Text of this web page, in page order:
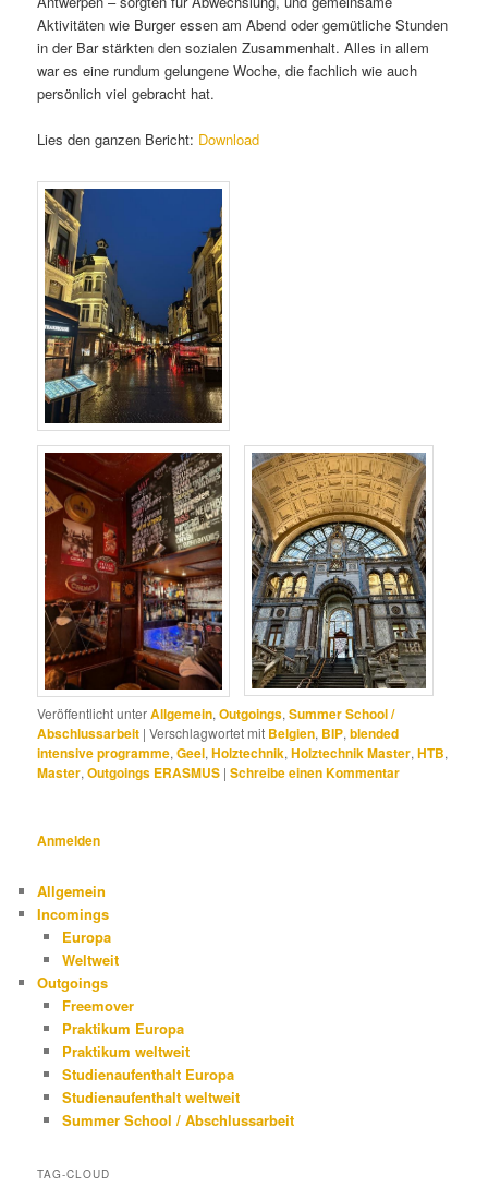
Aktivitäten wie Burger essen am Abend oder gemütliche Stunden
in der Bar stärkten den sozialen Zusammenhalt. Alles in allem
war es eine rundum gelungene Woche, die fachlich wie auch
persönlich viel gebracht hat.
Lies den ganzen Bericht: Download
Veröffentlicht unterAllgemein,Outgoings,Summer School /
Abschlussarbeit |Verschlagwortet mit Belgien, BIP,blended
intensive programme,Geel,Holztechnik,Holztechnik Master,HTB,
Master,Outgoings ERASMUS |Schreibe einen Kommentar
Anmelden
Allgemein
Incomings
Europa
Weltweit
Outgoings
Freemover
Praktikum Europa
Praktikum weltweit
Studienaufenthalt Europa
Studienaufenthalt weltweit
Summer School / Abschlussarbeit
TAG-CLOUD